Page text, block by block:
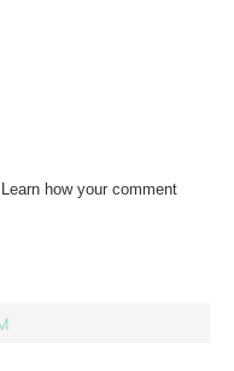
Learn how your comment